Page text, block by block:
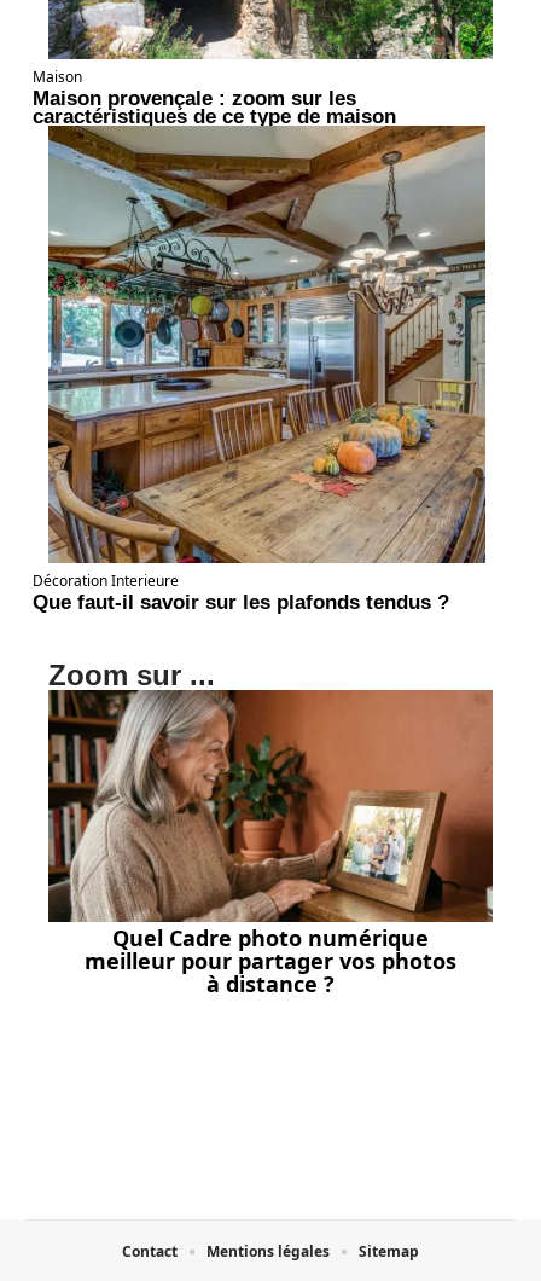
Maison
Maison provençale : zoom sur les
caractéristiques de ce type de maison
Décoration Interieure
Que faut-il savoir sur les plafonds tendus ?
Zoom sur ...
Quel Cadre photo numérique
meilleur pour partager vos photos
à distance ?
Contact Mentions légales Sitemap